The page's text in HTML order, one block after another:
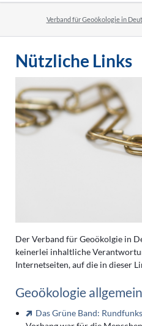
Verband für Geoökologie in
Nützliche Links
Der Verband für Geoökolgie in
keinerlei inhaltliche
Internetseiten, auf die in dieser
Geoökologie allgemein
Das Grüne Band: